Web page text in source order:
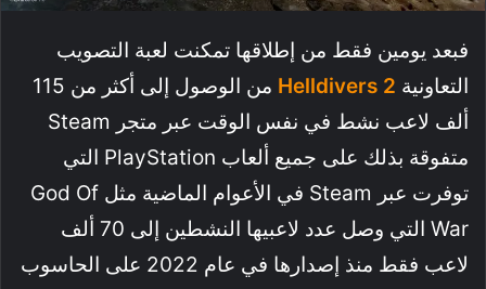
فبعد يومين فقط من إطلاقها تمكنت لعبة التصويب
التعاونية Helldivers 2
من الوصول إلى أكثر من 115
ألف لاعب نشط في نفس الوقت عبر متجر Steam
متفوقة بذلك على جميع ألعاب PlayStation التي
توفرت عبر Steam في الأعوام الماضية مثل God Of
War التي وصل عدد لاعبيها النشطين إلى 70 ألف
لاعب فقط منذ إصدارها في عام 2022 على الحاسوب